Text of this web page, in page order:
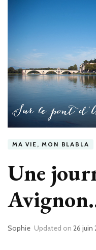
MA VIE, MON BLABLA
Une
Sophie Updated on 26 juin